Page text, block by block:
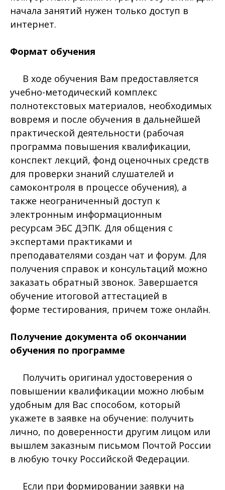
начала занятий нужен только доступ в
интернет.
Формат обучения
В ходе обучения Вам предоставляется
учебно-методический комплекс
полнотекстовых материалов, необходимых
вовремя и после обучения в дальнейшей
практической деятельности (рабочая
программа повышения квалификации,
конспект лекций, фонд оценочных средств
для проверки знаний слушателей и
самоконтроля в процессе обучения), а
также неограниченный доступ к
электронным информационным
ресурсам ЭБС ДЭПК. Для общения с
экспертами практиками и
преподавателями создан чат и форум. Для
получения справок и консультаций можно
заказать обратный звонок. Завершается
обучение итоговой аттестацией в
форме тестирования, причем тоже онлайн.
Получение документа об окончании
обучения по программе
Получить оригинал удостоверения о
повышении квалификации можно любым
удобным для Вас способом, который
укажете в заявке на обучение: получить
лично, по доверенности другим лицом или
вышлем заказным письмом Почтой России
в любую точку Российской Федерации.
Если при формировании заявки на